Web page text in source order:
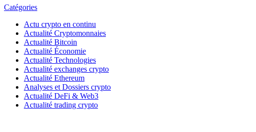
Catégories
Actu crypto en continu
Actualité Cryptomonnaies
Actualité Bitcoin
Actualité Économie
Actualité Technologies
Actualité exchanges crypto
Actualité Ethereum
Analyses et Dossiers crypto
Actualité DeFi & Web3
Actualité trading crypto